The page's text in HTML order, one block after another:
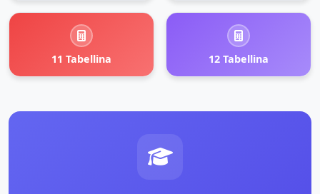
11 Tabellina 12 Tabellina